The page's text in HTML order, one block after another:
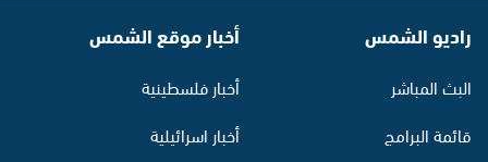
راديو الشمس
البث المباشر
قائمة البرامج
أخبار موقع الشمس
أخبار فلسطينية
أخبار اسرائيلية